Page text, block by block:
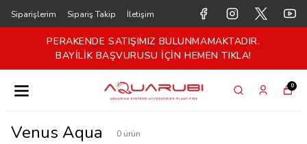
Siparişlerim Sipariş Takip İletişim
PERAKENDE SATIŞIMIZ BULUNMAMAKTADIR.
BAYİLİK BAŞVURUSU İÇİN HEMEN TIKLA!
0
Venus Aqua 0 ürün